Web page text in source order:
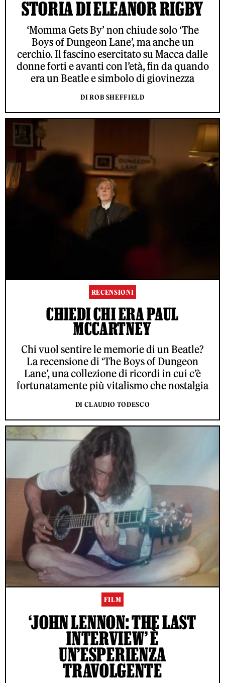
STORIA DI ELEANOR RIGBY
‘Momma Gets By’ non chiude solo ‘The
Boys of Dungeon Lane’, ma anche un
cerchio. Il fascino esercitato su Macca dalle
donne forti e avanti con l’età, fin da quando
era un Beatle e simbolo di giovinezza
DI ROB SHEFFIELD
RECENSIONI
CHIEDI CHI ERA PAUL
MCCARTNEY
Chi vuol sentire le memorie di un Beatle?
La recensione di ‘The Boys of Dungeon
Lane’, una collezione di ricordi in cui c’è
fortunatamente più vitalismo che nostalgia
DI CLAUDIO TODESCO
FILM
‘JOHN LENNON: THE LAST
INTERVIEW’ È
UN’ESPERIENZA
TRAVOLGENTE